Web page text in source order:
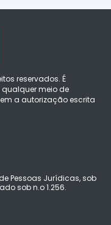
reservados. É
meio de
a autorização escrita
Pessoas Jurídicas, sob
sob n.o 1.256.